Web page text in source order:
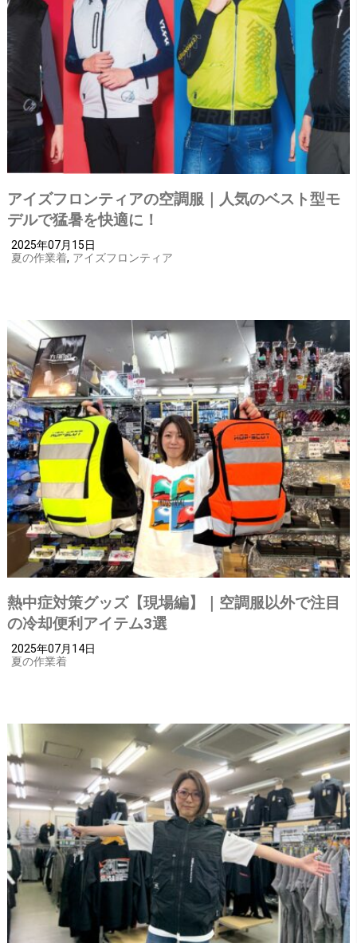
アイズフロンティアの空調服｜人気のベスト型モ
デルで猛暑を快適に！
2025年07月15日
夏の作業着, アイズフロンティア
熱中症対策グッズ【現場編】｜空調服以外で注目
の冷却便利アイテム3選
2025年07月14日
夏の作業着